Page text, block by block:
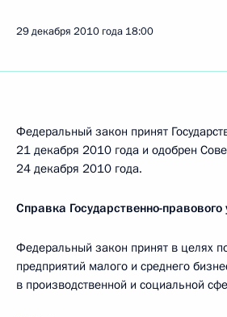
29 декабря 2010 года 18:00
Федеральный закон принят
21 декабря 2010 года и одобрен
24 декабря 2010 года.
Справка Государственно-правового
Федеральный закон принят в целях
предприятий малого и среднего
в производственной и социальной